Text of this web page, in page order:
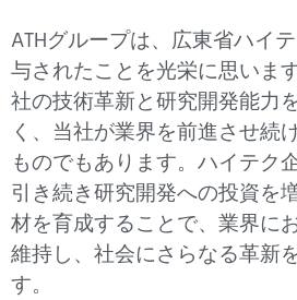
ATHグループは、広東省ハイ
与されたことを光栄に思いま
社の技術革新と研究開発能力
く、当社が業界を前進させ続
ものでもあります。ハイテク
引き続き研究開発への投資を
材を育成することで、業界に
維持し、社会にさらなる革新
す。